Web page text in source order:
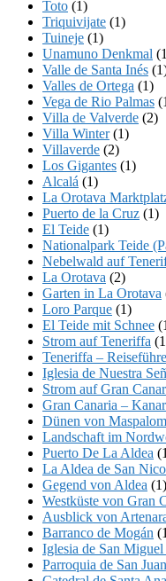
Toto (1)
Triquivijate (1)
Tuineje (1)
Unamuno Denkmal
Valle de Santa Inés
Valles de Ortega (1)
Vega de Rio Palmas
Villa de Valverde (2)
Villa Winter(1)
Villaverde (2)
Los Gigantes (1)
Alcalá (1)
La Orotava
Puerto de la Cruz (1)
El Teide (1)
Nationalpark Teide
Nebelwald auf
La Orotava (2)
Garten in La Orotava
Loro Parque (1)
El Teide mit Schnee
Strom auf Teneriffa
Teneriffa –
Iglesia de Nuestra
Strom auf Gran
Gran Canaria –
Dünen von
Landschaft im
Puerto De La Aldea
La Aldea de San
Gegend von Aldea (1)
Westküste von Gran
Ausblick von
Barranco de Mogán
Iglesia de San
Parroquia de San